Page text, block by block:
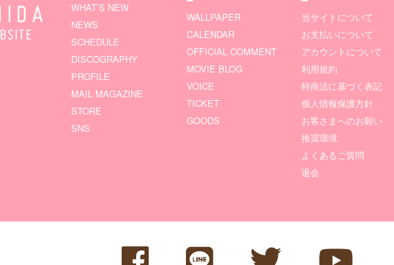
WHAT’S NEW
NEWS
SCHEDULE
DISCOGRAPHY
PROFILE
MAIL MAGAZINE
STORE
SNS
WALLPAPER
CALENDAR
OFFICIAL COMMENT
MOVIE BLOG
VOICE
TICKET
GOODS
当サイトについて
お支払いについて
アカウントについて
利用規約
特商法に基づく表記
個人情報保護方針
お客さまへのお願い
推奨環境
よくあるご質問
退会